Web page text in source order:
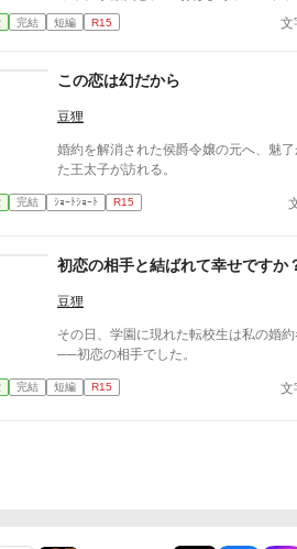
来なくても、学園ですぐに会えるのに」 「駄目だ
よ。もし学園に向かう途中できみに何か
も守ってあげられるからね」 ミックがフィオナを
に、フィオナの両親が見守るように穏や
かった。
完結 短編 R15 文
この恋は幻だから
豆狸
婚約を解消された侯爵令嬢の元へ、魅
た王太子が訪れる。
完結 ｼｮｰﾄｼｮｰﾄ R15
初恋の相手と結ばれて幸せですか
豆狸
その日、学園に現れた転校生は私の婚
──初恋の相手でした。
完結 短編 R15 文